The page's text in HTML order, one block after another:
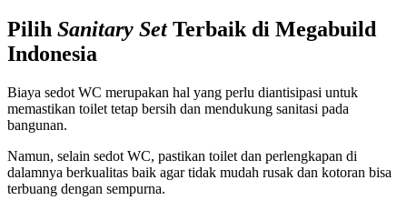
Pilih Sanitary SetTerbaik di Megabuild
Indonesia
Biaya sedot WC merupakan hal yang perlu diantisipasi untuk
memastikan toilet tetap bersih dan mendukung sanitasi pada
bangunan.
Namun, selain sedot WC, pastikan toilet dan perlengkapan di
dalamnya berkualitas baik agar tidak mudah rusak dan kotoran bisa
terbuang dengan sempurna.